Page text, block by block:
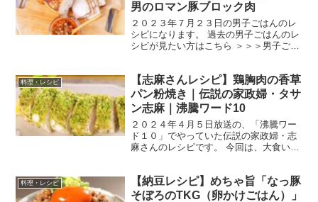
男のロマン豚ブロック肉
２０２３年７月２３日の男子ごはんのレ
シピになります。 過去の男子ごはんのレ
シピが見たい方はこちら ＞＞＞男子ごは
ース肉（ブロック） ４００g 砂糖 小
さじ１ 塩 ...
料理・レシピ
【志麻さんレシピ】鶏胸肉の香草
パン粉焼き｜伝説の家政婦・タサ
ン志麻｜沸騰ワード10
２０２４年４月５日放送の、「沸騰ワー
ド１０」でやっていた伝説の家政婦・志
麻さんのレシピです。 今回は、大食い軍
４６の松村沙友理さんを迎えて、「志麻
さん春の爆食祭」です。 ...
料理・レシピ
【納豆レシピ】めちゃ旨「なっ豚
そぼろのTKG（卵かけごはん）」